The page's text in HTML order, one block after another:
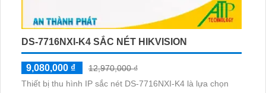
DS-7716NXI-K4 SẮC NÉT HIKVISION
9,080,000 ₫
12,970,000 ₫
Thiết bị thu hình IP sắc nét DS-7716NXI-K4 là lựa chọn